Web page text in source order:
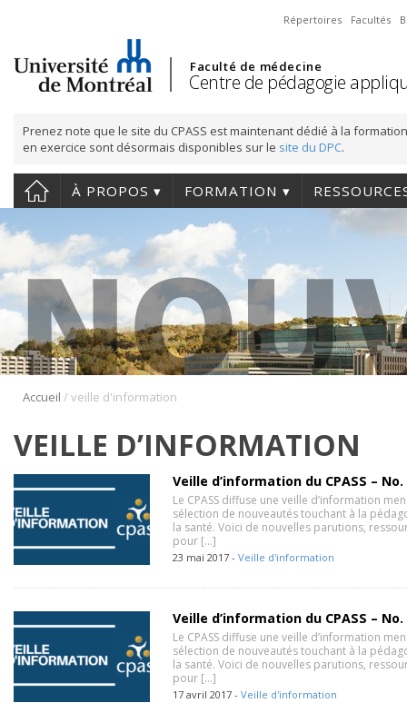
Répertoires Facultés
Faculté de médecine
Centre de pédagogie
Prenez note que le site du CPASS est maintenant dédié à la
en exercice sont désormais disponibles sur le site du DPC.
À PROPOS FORMATION
Accueil /veille d'information
VEILLE D’INFORMATION
Veille d’information du CPASS – No.
Le CPASS diffuse une veille d’information
sélection de nouveautés touchant à la
la santé. Voici de nouvelles parutions,
pour […]
23 mai 2017 - Veille d'information
Veille d’information du CPASS – No.
Le CPASS diffuse une veille d’information
sélection de nouveautés touchant à la
la santé. Voici de nouvelles parutions,
pour […]
17 avril 2017 - Veille d'information